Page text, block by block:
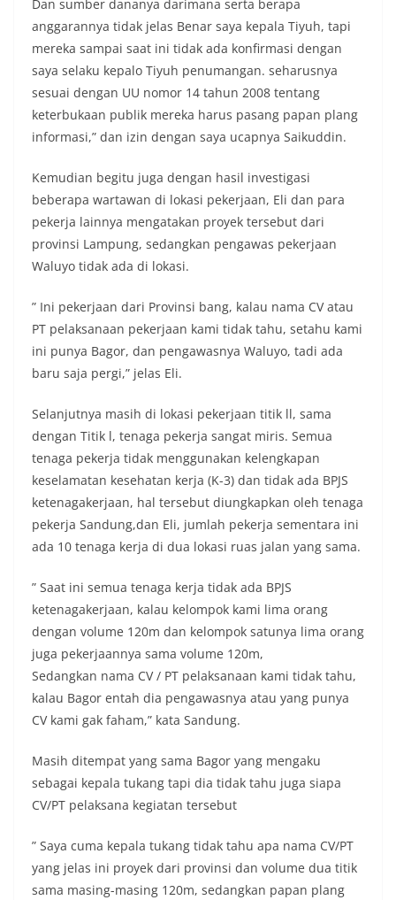
Dan sumber dananya darimana serta berapa
anggarannya tidak jelas Benar saya kepala Tiyuh, tapi
mereka sampai saat ini tidak ada konfirmasi dengan
saya selaku kepalo Tiyuh penumangan. seharusnya
sesuai dengan UU nomor 14 tahun 2008 tentang
keterbukaan publik mereka harus pasang papan plang
informasi,” dan izin dengan saya ucapnya Saikuddin.
Kemudian begitu juga dengan hasil investigasi
beberapa wartawan di lokasi pekerjaan, Eli dan para
pekerja lainnya mengatakan proyek tersebut dari
provinsi Lampung, sedangkan pengawas pekerjaan
Waluyo tidak ada di lokasi.
” Ini pekerjaan dari Provinsi bang, kalau nama CV atau
PT pelaksanaan pekerjaan kami tidak tahu, setahu kami
ini punya Bagor, dan pengawasnya Waluyo, tadi ada
baru saja pergi,” jelas Eli.
Selanjutnya masih di lokasi pekerjaan titik ll, sama
dengan Titik l, tenaga pekerja sangat miris. Semua
tenaga pekerja tidak menggunakan kelengkapan
keselamatan kesehatan kerja (K-3) dan tidak ada BPJS
ketenagakerjaan, hal tersebut diungkapkan oleh tenaga
pekerja Sandung,dan Eli, jumlah pekerja sementara ini
ada 10 tenaga kerja di dua lokasi ruas jalan yang sama.
” Saat ini semua tenaga kerja tidak ada BPJS
ketenagakerjaan, kalau kelompok kami lima orang
dengan volume 120m dan kelompok satunya lima orang
juga pekerjaannya sama volume 120m,
Sedangkan nama CV / PT pelaksanaan kami tidak tahu,
kalau Bagor entah dia pengawasnya atau yang punya
CV kami gak faham,” kata Sandung.
Masih ditempat yang sama Bagor yang mengaku
sebagai kepala tukang tapi dia tidak tahu juga siapa
CV/PT pelaksana kegiatan tersebut
” Saya cuma kepala tukang tidak tahu apa nama CV/PT
yang jelas ini proyek dari provinsi dan volume dua titik
sama masing-masing 120m, sedangkan papan plang